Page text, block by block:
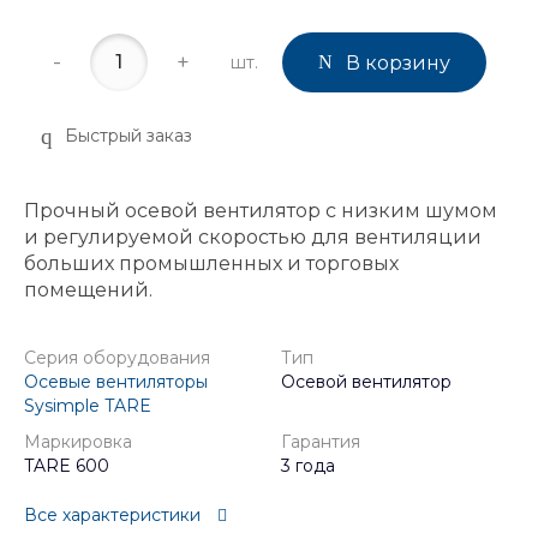
- + шт. В корзину
Быстрый заказ
Прочный осевой вентилятор с низким шумом
и регулируемой скоростью для вентиляции
больших промышленных и торговых
помещений.
Серия оборудования
Осевые вентиляторы
Sysimple TARE
Тип
Осевой вентилятор
Маркировка
TARE 600
Гарантия
3 года
Все характеристики